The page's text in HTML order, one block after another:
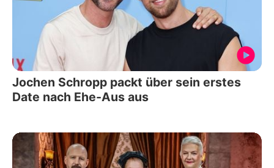
Jochen Schropp packt über sein erstes
Date nach Ehe-Aus aus